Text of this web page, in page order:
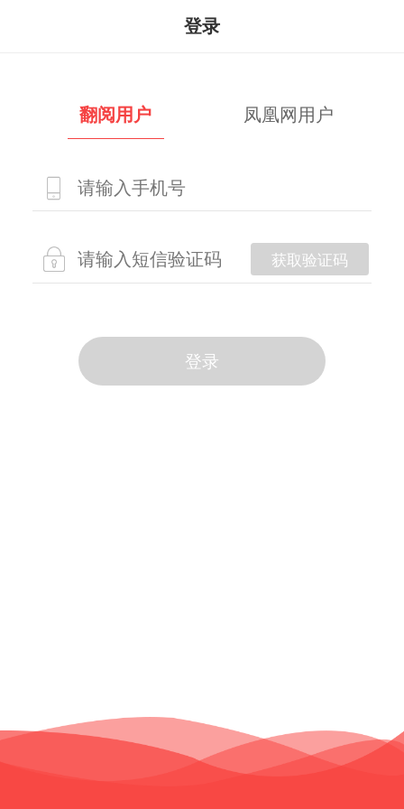
登录
翻阅用户 凤凰网用户
获取验证码
登录